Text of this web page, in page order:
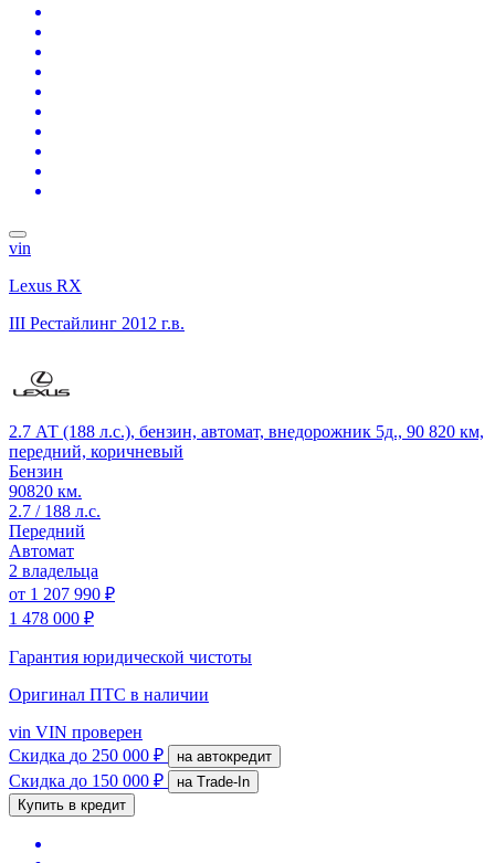
vin
Lexus RX
III Рестайлинг 2012 г.в.
2.7 АТ (188 л.с.), бензин, автомат, внедорожник 5д., 90 820 км,
передний, коричневый
Бензин
90820 км.
2.7 / 188 л.с.
Передний
Автомат
2 владельца
от 1 207 990 ₽
1 478 000 ₽
Гарантия юридической чистоты
Оригинал ПТС в наличии
vin VIN проверен
Скидка до 250 000 ₽ на автокредит
Скидка до 150 000 ₽
на Trade-In
Купить в кредит